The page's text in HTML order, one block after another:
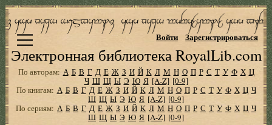
Электронная библиотека RoyalLib.com
Войти Зарегистрироваться
По авторам: А Б В Г Д Е Ж З И Й К Л М Н О П Р С Т У Ф Х Ц
Ч Ш Щ Ы Э Ю Я [A-Z] [0-9]
По книгам: А Б В Г Д Е Ж З И Й К Л М Н О П Р С Т У Ф Х Ц Ч
Ш Щ Ы Э Ю Я [A-Z] [0-9]
По сериям: А Б В Г Д Е Ж З И Й К Л М Н О П Р С Т У Ф Х Ц Ч
Ш Щ Ы Э Ю Я [A-Z] [0-9]